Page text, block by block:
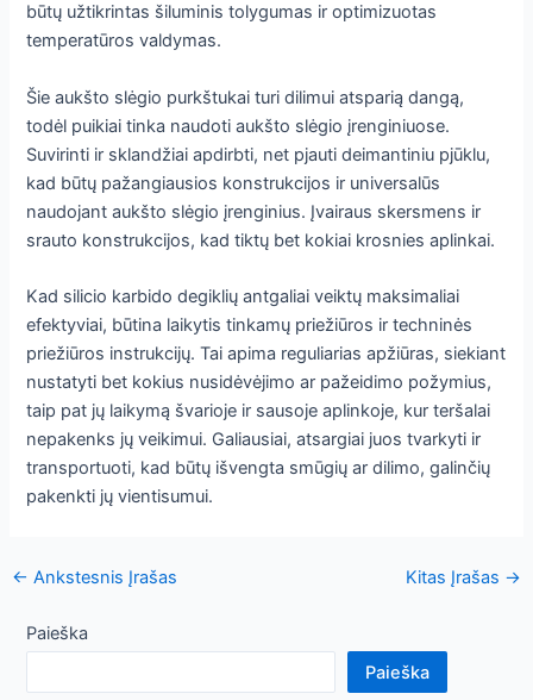
būtų užtikrintas šiluminis tolygumas ir optimizuotas
temperatūros valdymas.
Šie aukšto slėgio purkštukai turi dilimui atsparią dangą,
todėl puikiai tinka naudoti aukšto slėgio įrenginiuose.
Suvirinti ir sklandžiai apdirbti, net pjauti deimantiniu pjūklu,
kad būtų pažangiausios konstrukcijos ir universalūs
naudojant aukšto slėgio įrenginius. Įvairaus skersmens ir
srauto konstrukcijos, kad tiktų bet kokiai krosnies aplinkai.
Kad silicio karbido degiklių antgaliai veiktų maksimaliai
efektyviai, būtina laikytis tinkamų priežiūros ir techninės
priežiūros instrukcijų. Tai apima reguliarias apžiūras, siekiant
nustatyti bet kokius nusidėvėjimo ar pažeidimo požymius,
taip pat jų laikymą švarioje ir sausoje aplinkoje, kur teršalai
nepakenks jų veikimui. Galiausiai, atsargiai juos tvarkyti ir
transportuoti, kad būtų išvengta smūgių ar dilimo, galinčių
pakenkti jų vientisumui.
Įrašų
← Ankstesnis Įrašas Kitas Įrašas →
Paieška
Paieška